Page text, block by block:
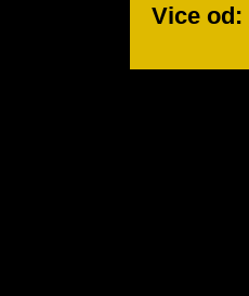
Vice od: